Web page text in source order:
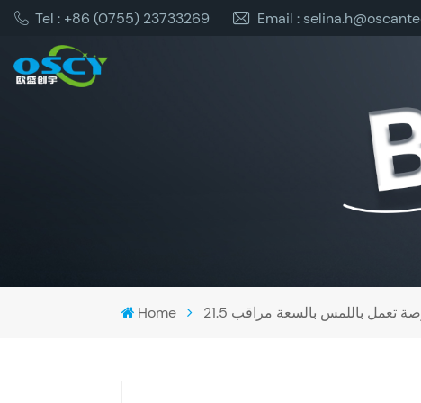
Tel : +86 (0755) 23733269 Email :
Home بوصة تعمل باللمس بالسعة مراقب